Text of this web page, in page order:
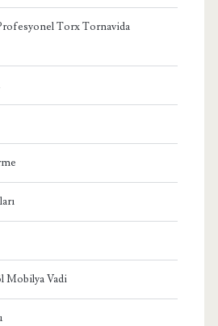
Torx Tornavida
Mobilya Vadi